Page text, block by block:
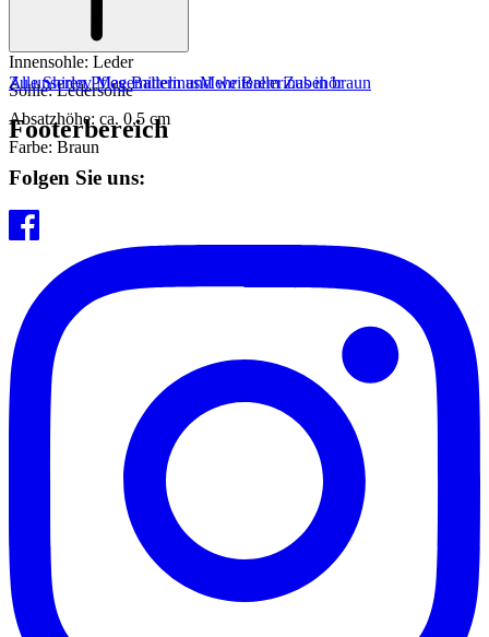
Innenmaterial: Leder
Innensohle: Leder
Sohle: Ledersohle
Absatzhöhe: ca. 0,5 cm
Farbe: Braun
Zu unseren Pflegemitteln und weiterem Zubehör
Alle Shirley Mae BallerinasMehr Ballerinas in braun
Footerbereich
Folgen Sie uns: